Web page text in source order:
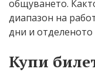
общуването.
диапазон на
дни и
Купи